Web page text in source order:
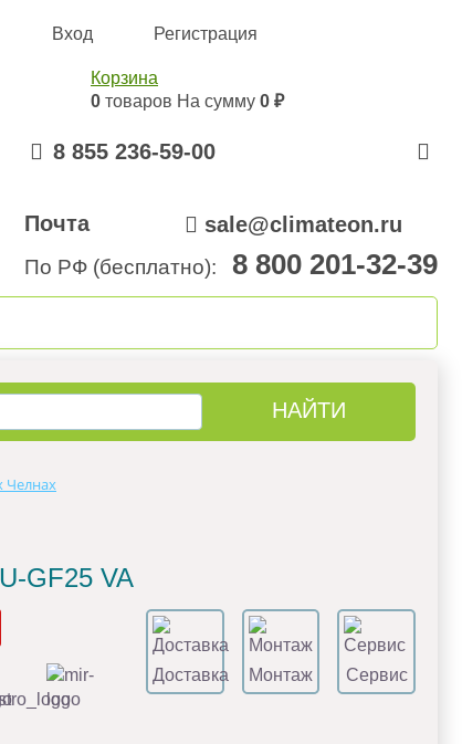
Вход Регистрация
Корзина
0 товаров На сумму 0 ₽
8 855 236-59-00
Почта sale@climateon.ru
По РФ (бесплатно): 8 800 201-32-39
Челнах
GF25 VA
Доставка Монтаж Сервис